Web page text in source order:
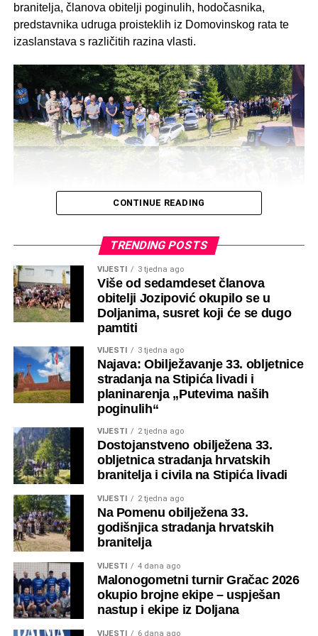
branitelja, članova obitelji poginulih, hodočasnika,
predstavnika udruga proisteklih iz Domovinskog rata te
izaslanstava s različitih razina vlasti.
CONTINUE READING
TRENDING POSTS
VIJESTI 3 tjedna ago
Više od sedamdeset članova
obitelji Jozipović okupilo se u
Doljanima, susret koji će se dugo
pamtiti
VIJESTI 3 tjedna ago
Najava: Obilježavanje 33. obljetnice
stradanja na Stipića livadi i
planinarenja „Putevima naših
poginulih“
VIJESTI 2 tjedna ago
Dostojanstveno obilježena 33.
obljetnica stradanja hrvatskih
branitelja i civila na Stipića livadi
VIJESTI 2 tjedna ago
Na Pomenu obilježena 33.
godišnjica stradanja hrvatskih
branitelja
VIJESTI 4 dana ago
Malonogometni turnir Gračac 2026
okupio brojne ekipe – uspješan
nastup i ekipe iz Doljana
VIJESTI 6 dana ago